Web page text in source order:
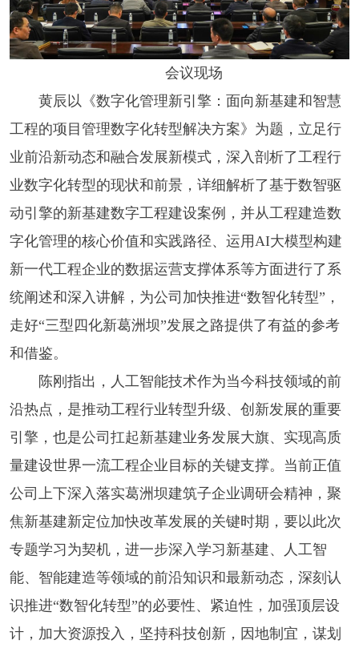
会议现场
黄辰以《数字化管理新引擎：面向新基建和智慧
工程的项目管理数字化转型解决方案》为题，立足行
业前沿新动态和融合发展新模式，深入剖析了工程行
业数字化转型的现状和前景，详细解析了基于数智驱
动引擎的新基建数字工程建设案例，并从工程建造数
字化管理的核心价值和实践路径、运用AI大模型构建
新一代工程企业的数据运营支撑体系等方面进行了系
统阐述和深入讲解，为公司加快推进“数智化转型”，
走好“三型四化新葛洲坝”发展之路提供了有益的参考
和借鉴。
陈刚指出，人工智能技术作为当今科技领域的前
沿热点，是推动工程行业转型升级、创新发展的重要
引擎，也是公司扛起新基建业务发展大旗、实现高质
量建设世界一流工程企业目标的关键支撑。当前正值
公司上下深入落实葛洲坝建筑子企业调研会精神，聚
焦新基建新定位加快改革发展的关键时期，要以此次
专题学习为契机，进一步深入学习新基建、人工智
能、智能建造等领域的前沿知识和最新动态，深刻认
识推进“数智化转型”的必要性、紧迫性，加强顶层设
计，加大资源投入，坚持科技创新，因地制宜，谋划